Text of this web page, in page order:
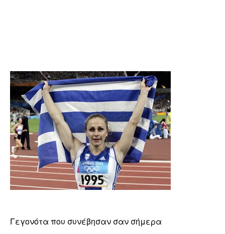
Γεγονότα που συνέβησαν σαν σήμερα